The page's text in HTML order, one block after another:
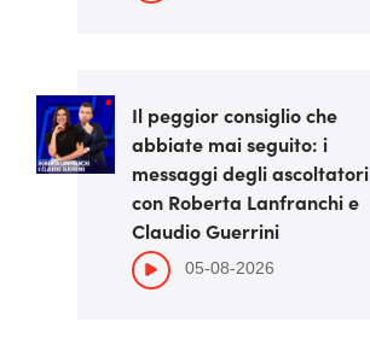
Il peggior consiglio che
abbiate mai seguito: i
messaggi degli ascoltatori
con Roberta Lanfranchi e
Claudio Guerrini
05-08-2026